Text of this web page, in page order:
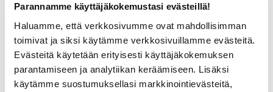
Parannamme käyttäjäkokemustasi evästeillä!
Haluamme, että verkkosivumme ovat mahdollisimman
toimivat ja siksi käytämme verkkosivuillamme evästeitä.
Evästeitä käytetään erityisesti käyttäjäkokemuksen
parantamiseen ja analytiikan keräämiseen. Lisäksi
käytämme suostumuksellasi markkinointievästeitä,
haetaan suoraan Verohallinnolta OmaVeron kautta.
Ajanjakson kulutustiedot voi selvittää Datahub -
palvelusta, sähkönmyyjältäsi tai sähkölaskuiltasi.